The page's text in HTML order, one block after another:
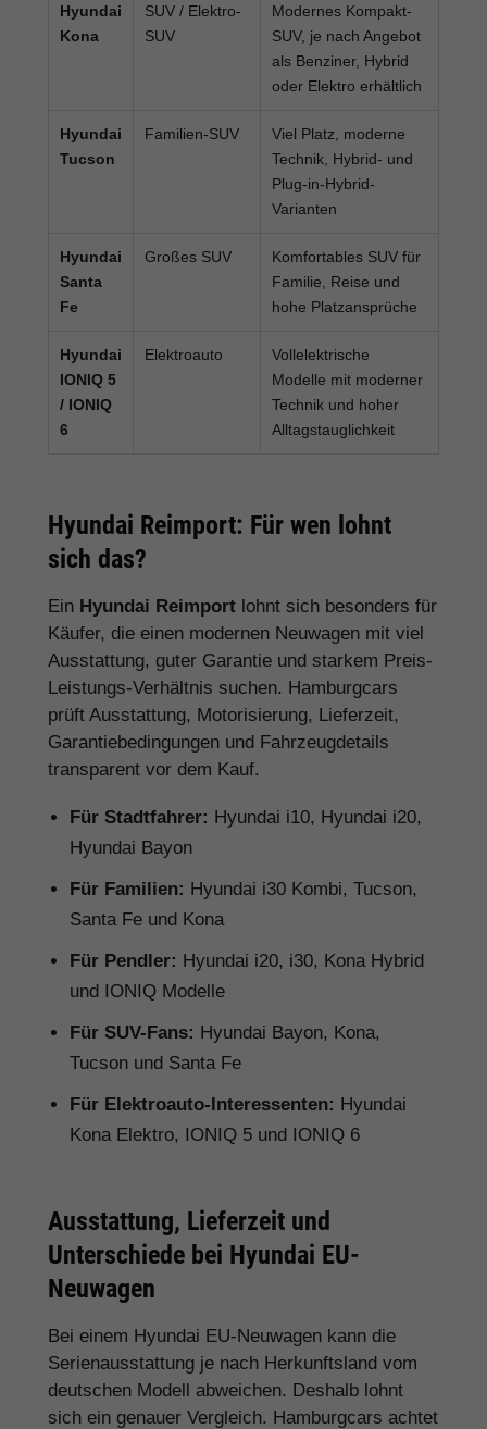
Hyundai
Kona
SUV / Elektro-
SUV
Modernes Kompakt-
SUV, je nach Angebot
als Benziner, Hybrid
oder Elektro erhältlich
Hyundai
Tucson
Familien-SUV
Viel Platz, moderne
Technik, Hybrid- und
Plug-in-Hybrid-
Varianten
Hyundai
Santa
Fe
Großes SUV
Komfortables SUV für
Familie, Reise und
hohe Platzansprüche
Hyundai
IONIQ 5
/ IONIQ
6
Elektroauto
Vollelektrische
Modelle mit moderner
Technik und hoher
Alltagstauglichkeit
Hyundai Reimport: Für wen lohnt
sich das?
Ein Hyundai Reimport lohnt sich besonders für
Käufer, die einen modernen Neuwagen mit viel
Ausstattung, guter Garantie und starkem Preis-
Leistungs-Verhältnis suchen. Hamburgcars
prüft Ausstattung, Motorisierung, Lieferzeit,
Garantiebedingungen und Fahrzeugdetails
transparent vor dem Kauf.
Für Stadtfahrer: Hyundai i10, Hyundai i20,
Hyundai Bayon
Für Familien: Hyundai i30 Kombi, Tucson,
Santa Fe und Kona
Für Pendler: Hyundai i20, i30, Kona Hybrid
und IONIQ Modelle
Für SUV-Fans: Hyundai Bayon, Kona,
Tucson und Santa Fe
Für Elektroauto-Interessenten: Hyundai
Kona Elektro, IONIQ 5 und IONIQ 6
Ausstattung, Lieferzeit und
Unterschiede bei Hyundai EU-
Neuwagen
Bei einem Hyundai EU-Neuwagen kann die
Serienausstattung je nach Herkunftsland vom
deutschen Modell abweichen. Deshalb lohnt
sich ein genauer Vergleich. Hamburgcars achtet